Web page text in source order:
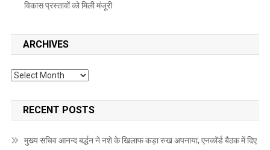
विकास प्रस्तावों को मिली मंजूरी
ARCHIVES
Archives
RECENT POSTS
मुख्य सचिव आनन्द बर्द्धन ने नशे के खिलाफ कड़ा रुख अपनाया, एनकॉर्ड बैठक में दिए